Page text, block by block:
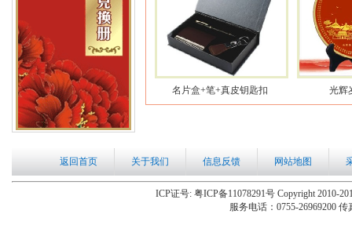
名片盒+笔+真皮钥匙扣 光辉
返回首页 关于我们 信息反馈 网站地图
ICP证号: 粤ICP备11078291号 Copyright 2010-
服务电话：0755-26969200 传